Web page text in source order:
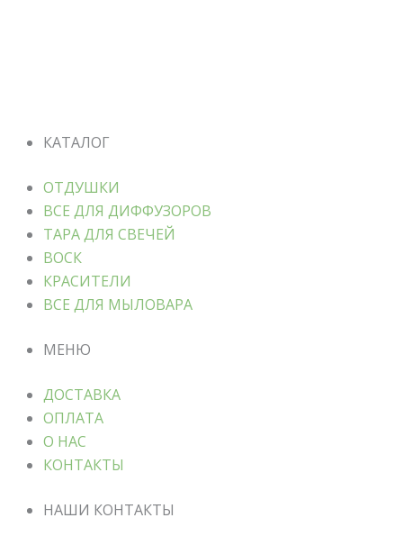
КАТАЛОГ
ОТДУШКИ
ВСЕ ДЛЯ ДИФФУЗОРОВ
ТАРА ДЛЯ СВЕЧЕЙ
ВОСК
КРАСИТЕЛИ
ВСЕ ДЛЯ МЫЛОВАРА
МЕНЮ
ДОСТАВКА
ОПЛАТА
О НАС
КОНТАКТЫ
НАШИ КОНТАКТЫ